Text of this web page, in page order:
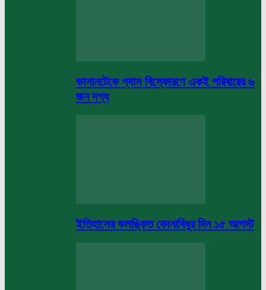
ভাসানটেকে গ্যাস বিস্ফোরণে একই পরিবারের ৬
জন দগ্ধ
ইতিহাসের কলঙ্কিত বেদনাবিধুর দিন ১৫ আগস্ট